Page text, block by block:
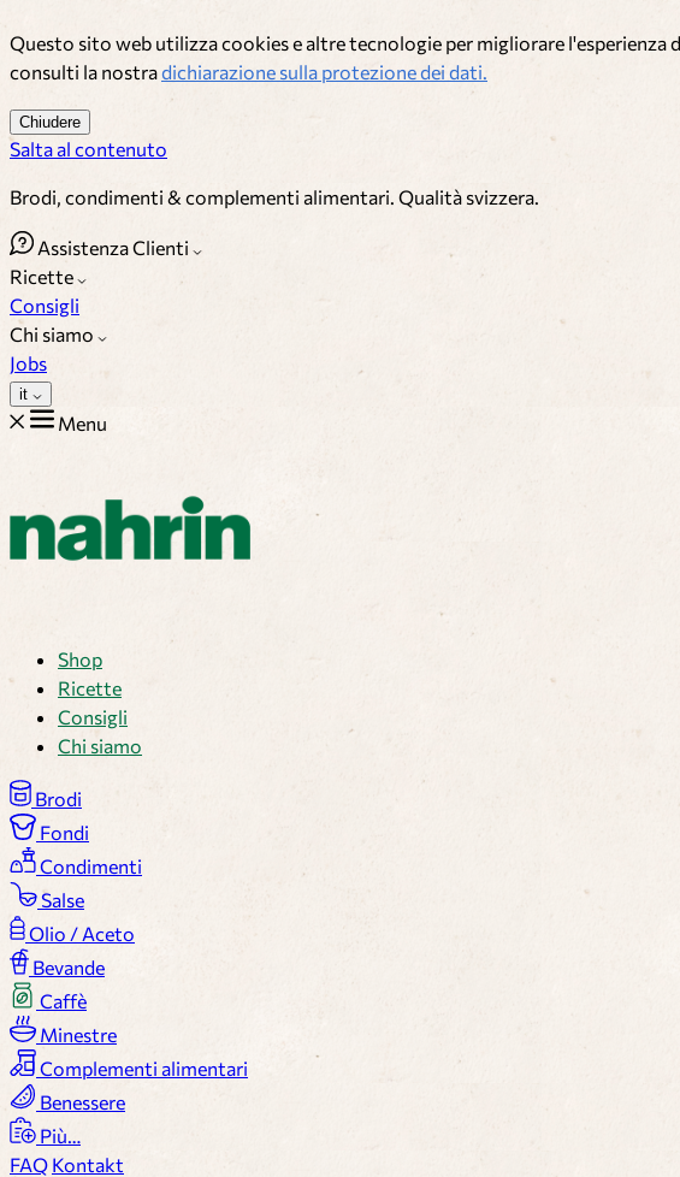
Questo sito web utilizza cookies e altre tecnologie per migliorare
consulti la nostradichiarazione sulla protezione dei dati.
Chiudere
Salta al contenuto
Brodi, condimenti & complementi alimentari. Qualità svizzera.
Assistenza Clienti
Ricette
Consigli
Chi siamo
Jobs
it
Menu
Shop
Ricette
Consigli
Chi siamo
Brodi
Fondi
Condimenti
Salse
Olio / Aceto
Bevande
Caffè
Minestre
Complementi alimentari
Benessere
Più…
FAQ Kontakt